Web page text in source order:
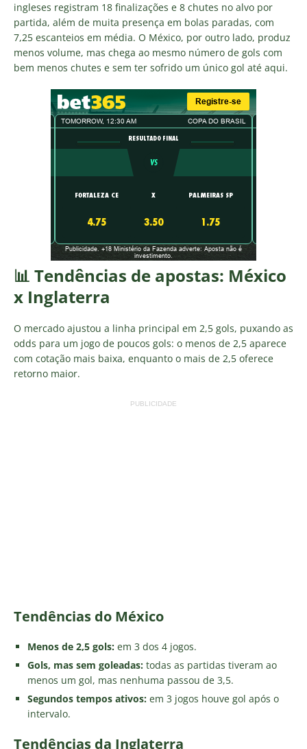
ingleses registram 18 finalizações e 8 chutes no alvo por
partida, além de muita presença em bolas paradas, com
7,25 escanteios em média. O México, por outro lado, produz
menos volume, mas chega ao mesmo número de gols com
bem menos chutes e sem ter sofrido um único gol até aqui.
📊 Tendências de apostas: México
x Inglaterra
O mercado ajustou a linha principal em 2,5 gols, puxando as
odds para um jogo de poucos gols: o menos de 2,5 aparece
com cotação mais baixa, enquanto o mais de 2,5 oferece
retorno maior.
PUBLICIDADE
Tendências do México
Menos de 2,5 gols: em 3 dos 4 jogos.
Gols, mas sem goleadas: todas as partidas tiveram ao
menos um gol, mas nenhuma passou de 3,5.
Segundos tempos ativos: em 3 jogos houve gol após o
intervalo.
Tendências da Inglaterra